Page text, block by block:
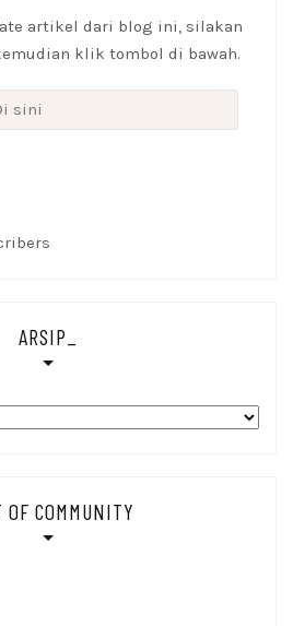
artikel dari blog ini, silakan
klik tombol di bawah.
ARSIP_
OF COMMUNITY